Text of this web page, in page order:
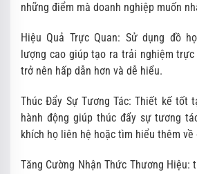
những điểm mà doanh nghiệp muốn
Hiệu Quả Trực Quan: Sử dụng đồ
lượng cao giúp tạo ra trải nghiệm
trở nên hấp dẫn hơn và dễ hiểu.
Thúc Đẩy Sự Tương Tác: Thiết kế tốt
hành động giúp thúc đẩy sự tương
khích họ liên hệ hoặc tìm hiểu thêm về
Tăng Cường Nhận Thức Thương